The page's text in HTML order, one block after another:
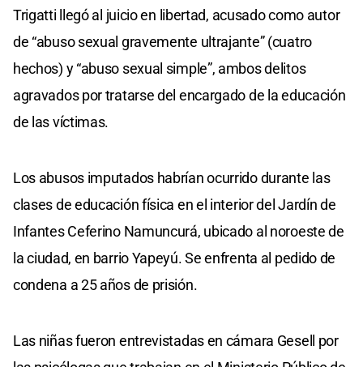
Trigatti llegó al juicio en libertad, acusado como autor
de “abuso sexual gravemente ultrajante” (cuatro
hechos) y “abuso sexual simple”, ambos delitos
agravados por tratarse del encargado de la educación
de las víctimas.
Los abusos imputados habrían ocurrido durante las
clases de educación física en el interior del Jardín de
Infantes Ceferino Namuncurá, ubicado al noroeste de
la ciudad, en barrio Yapeyú. Se enfrenta al pedido de
condena a 25 años de prisión.
Las niñas fueron entrevistadas en cámara Gesell por